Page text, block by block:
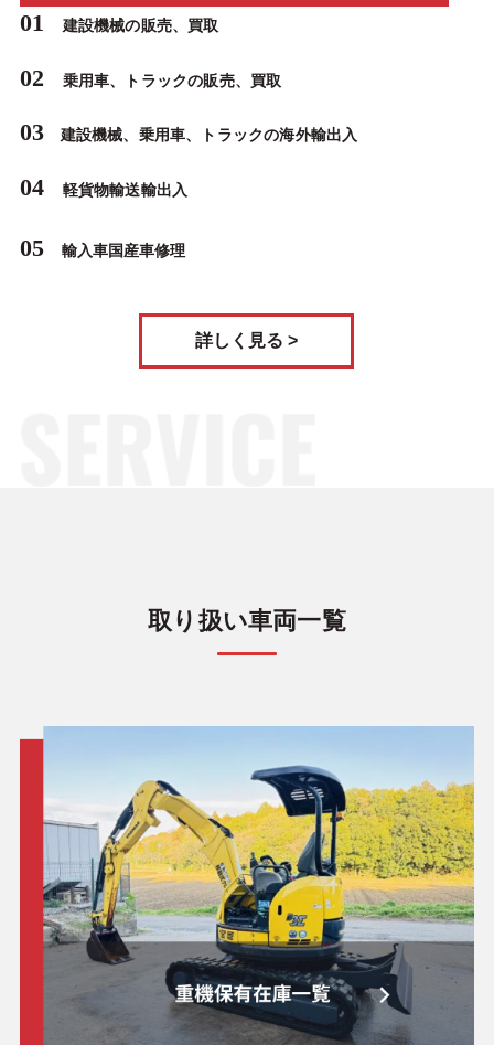
01 建設機械の販売、買取
02 乗用車、トラックの販売、買取
03 建設機械、乗用車、トラックの海外輸出入
04 軽貨物輸送輸出入
05 輸入車国産車修理
詳しく見る >
取り扱い車両一覧